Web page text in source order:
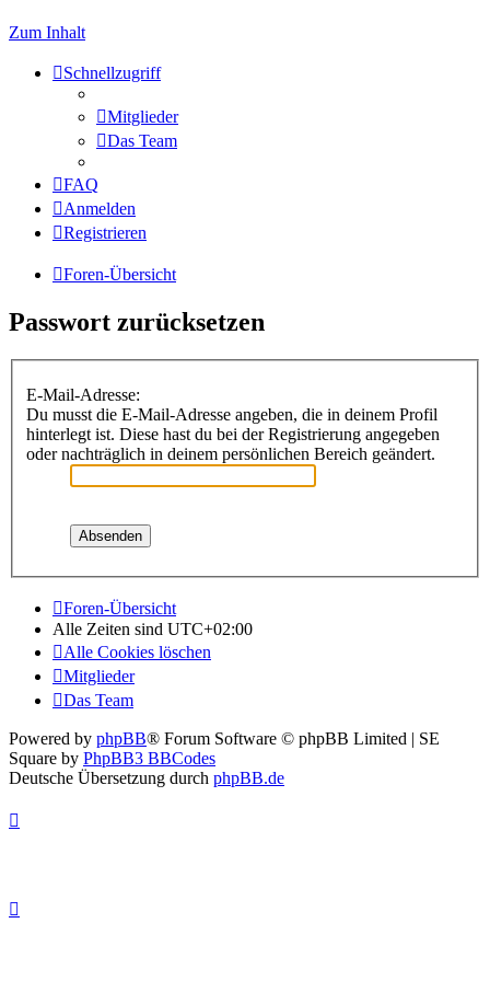
Zum Inhalt
Schnellzugriff
Mitglieder
Das Team
FAQ
Anmelden
Registrieren
Foren-Übersicht
Passwort zurücksetzen
E-Mail-Adresse:
Du musst die E-Mail-Adresse angeben, die in deinem Profil
hinterlegt ist. Diese hast du bei der Registrierung angegeben
oder nachträglich in deinem persönlichen Bereich geändert.
Foren-Übersicht
Alle Zeiten sind UTC+02:00
Alle Cookies löschen
Mitglieder
Das Team
Powered by phpBB® Forum Software © phpBB Limited | SE
Square by PhpBB3 BBCodes
Deutsche Übersetzung durch phpBB.de